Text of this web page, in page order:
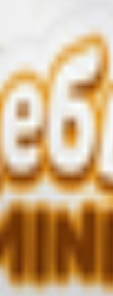
ул. Казачья, д.45,